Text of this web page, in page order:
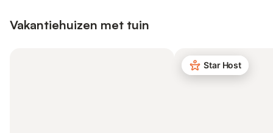
Vakantiehuizen met tuin
Star Host